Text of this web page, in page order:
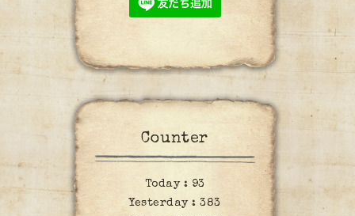
Counter
Today : 93
Yesterday :383